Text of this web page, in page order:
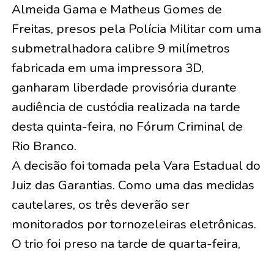
Almeida Gama e Matheus Gomes de
Freitas, presos pela Polícia Militar com uma
submetralhadora calibre 9 milímetros
fabricada em uma impressora 3D,
ganharam liberdade provisória durante
audiência de custódia realizada na tarde
desta quinta-feira, no Fórum Criminal de
Rio Branco.
A decisão foi tomada pela Vara Estadual do
Juiz das Garantias. Como uma das medidas
cautelares, os três deverão ser
monitorados por tornozeleiras eletrônicas.
O trio foi preso na tarde de quarta-feira,